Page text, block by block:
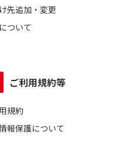
先追加・変更
ついて
ご利用規約等
規約
報保護について